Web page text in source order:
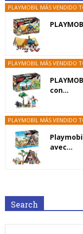
PLAYMOBIL MÁS VENDIDO
PLAYMOBIL MÁS VENDIDO
con...
PLAYMOBIL MÁS VENDIDO
avec...
Search